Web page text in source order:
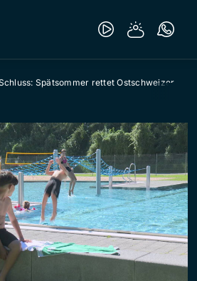
Spätsommer rettet Ostschweizer